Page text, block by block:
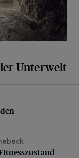
Unterwelt